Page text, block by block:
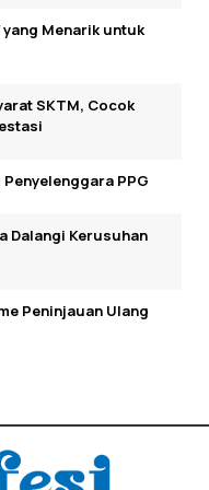
Menarik untuk
SKTM, Cocok
PPG
Dalangi Kerusuhan
Peninjauan Ulang